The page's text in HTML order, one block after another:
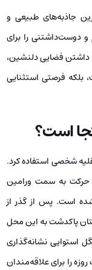
جاذبه‌های طبیعی و
دوست‌داشتنی را برای
داشتن فضایی دلنشین،
بلکه فرصتی استثنایی
است؟
شخصی استفاده کرد.
به سمت ورامین
است. پس از گذر از
پاکدشت به این محل
استوایی نشانه‌گذاری
را برای علاقه‌مندان